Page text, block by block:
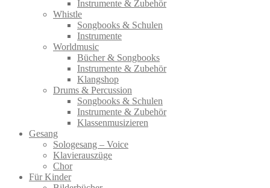
Instrumente & Zubehör
Whistle
Songbooks & Schulen
Instrumente
Worldmusic
Bücher & Songbooks
Instrumente & Zubehör
Klangshop
Drums & Percussion
Songbooks & Schulen
Instrumente & Zubehör
Klassenmusizieren
Gesang
Sologesang – Voice
Klavierauszüge
Chor
Für Kinder